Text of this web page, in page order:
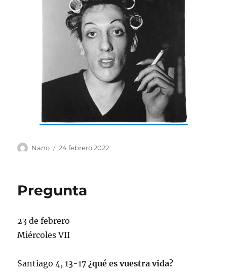
Autor
Nano
Publicado
24 febrero 2022
Pregunta
23 de febrero
Miércoles VII
Santiago 4, 13-17¿qué es vuestra vida?